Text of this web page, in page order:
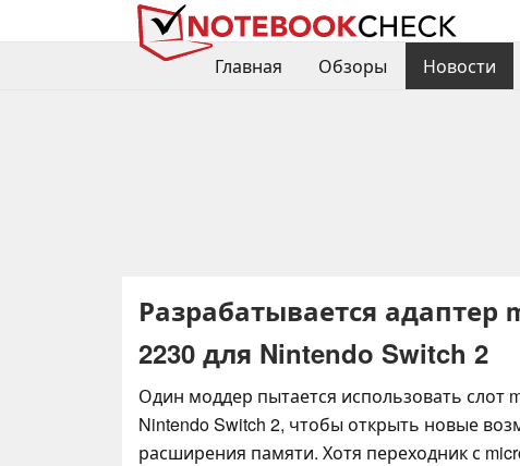
Главная
Обзоры Новости
Разрабатывается адаптер
2230 для Nintendo Switch 2
Один моддер пытается использовать слот
Nintendo Switch 2, чтобы открыть новые
расширения памяти. Хотя переходник с